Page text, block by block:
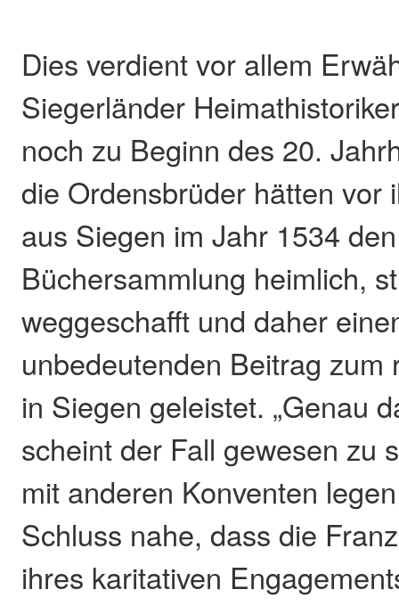
Dies verdient vor allem
Siegerländer
noch zu Beginn des 20.
die Ordensbrüder hätten vor
aus Siegen im Jahr 1534
Büchersammlung heimlich,
weggeschafft und daher
unbedeutenden Beitrag zum
in Siegen geleistet. „Genau
scheint der Fall gewesen zu
mit anderen Konventen
Schluss nahe, dass die
ihres karitativen